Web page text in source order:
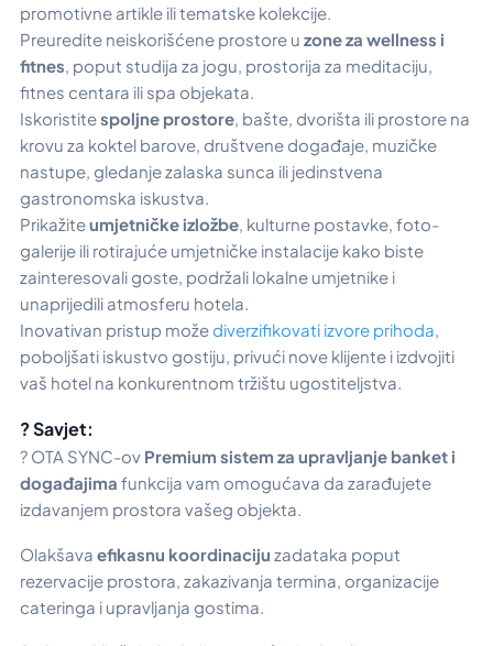
promotivne artikle ili tematske kolekcije.
Preuredite neiskorišćene prostore u zone za wellness i
fitnes, poput studija za jogu, prostorija za meditaciju,
fitnes centara ili spa objekata.
Iskoristitespoljne prostore, bašte, dvorišta ili prostore na
krovu za koktel barove, društvene događaje, muzičke
nastupe, gledanje zalaska sunca ili jedinstvena
gastronomska iskustva.
Prikažiteumjetničke izložbe, kulturne postavke, foto-
galerije ili rotirajuće umjetničke instalacije kako biste
zainteresovali goste, podržali lokalne umjetnike i
unaprijedili atmosferu hotela.
Inovativan pristup možediverzifikovati izvore prihoda,
poboljšati iskustvo gostiju, privući nove klijente i izdvojiti
vaš hotel na konkurentnom tržištu ugostiteljstva.
? Savjet:
? OTA SYNC-ov Premium sistem za upravljanje banket i
događajima funkcija vam omogućava da zarađujete
izdavanjem prostora vašeg objekta.
Olakšava efikasnu koordinaciju zadataka poput
rezervacije prostora, zakazivanja termina, organizacije
cateringa i upravljanja gostima.